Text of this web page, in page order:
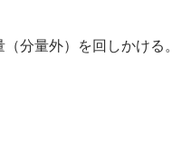
分量外）を回しかける